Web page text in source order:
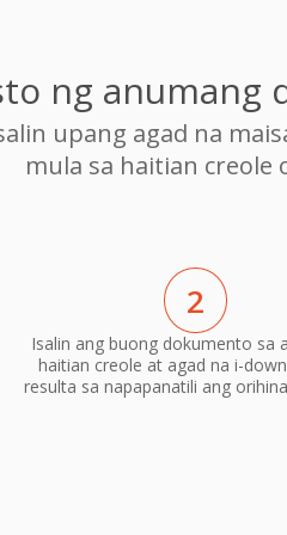
ng anumang
upang agad na
mula sa haitian creole
2
Isalin ang buong dokumento sa
haitian creole at agad na i-
resulta sa napapanatili ang